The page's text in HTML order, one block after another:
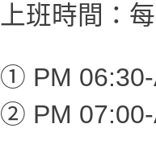
上班時間：
① PM
② PM